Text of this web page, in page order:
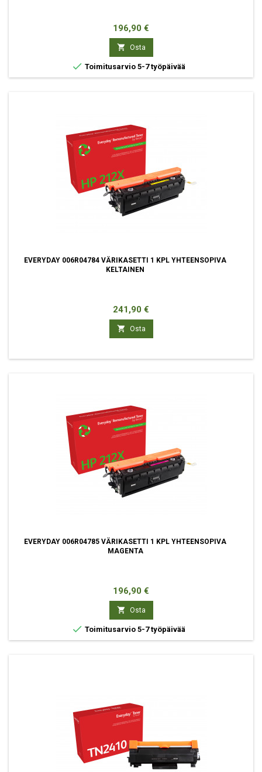
Hinta
196,90 €
 Osta
 Toimitusarvio 5-7 työpäivää
EVERYDAY 006R04784 VÄRIKASETTI 1 KPL YHTEENSOPIVA
KELTAINEN
Hinta
241,90 €
 Osta
EVERYDAY 006R04785 VÄRIKASETTI 1 KPL YHTEENSOPIVA
MAGENTA
Hinta
196,90 €
 Osta
 Toimitusarvio 5-7 työpäivää